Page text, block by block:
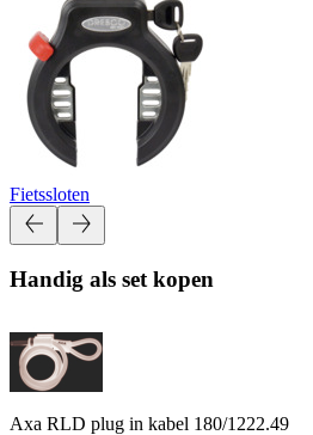
Fietssloten
Handig als set kopen
Axa RLD plug in kabel 180/1222.49